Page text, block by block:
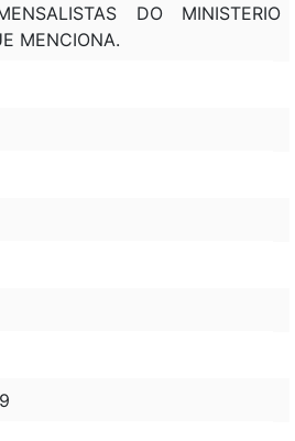
MENSALISTAS DO MINISTERIO
MENCIONA.